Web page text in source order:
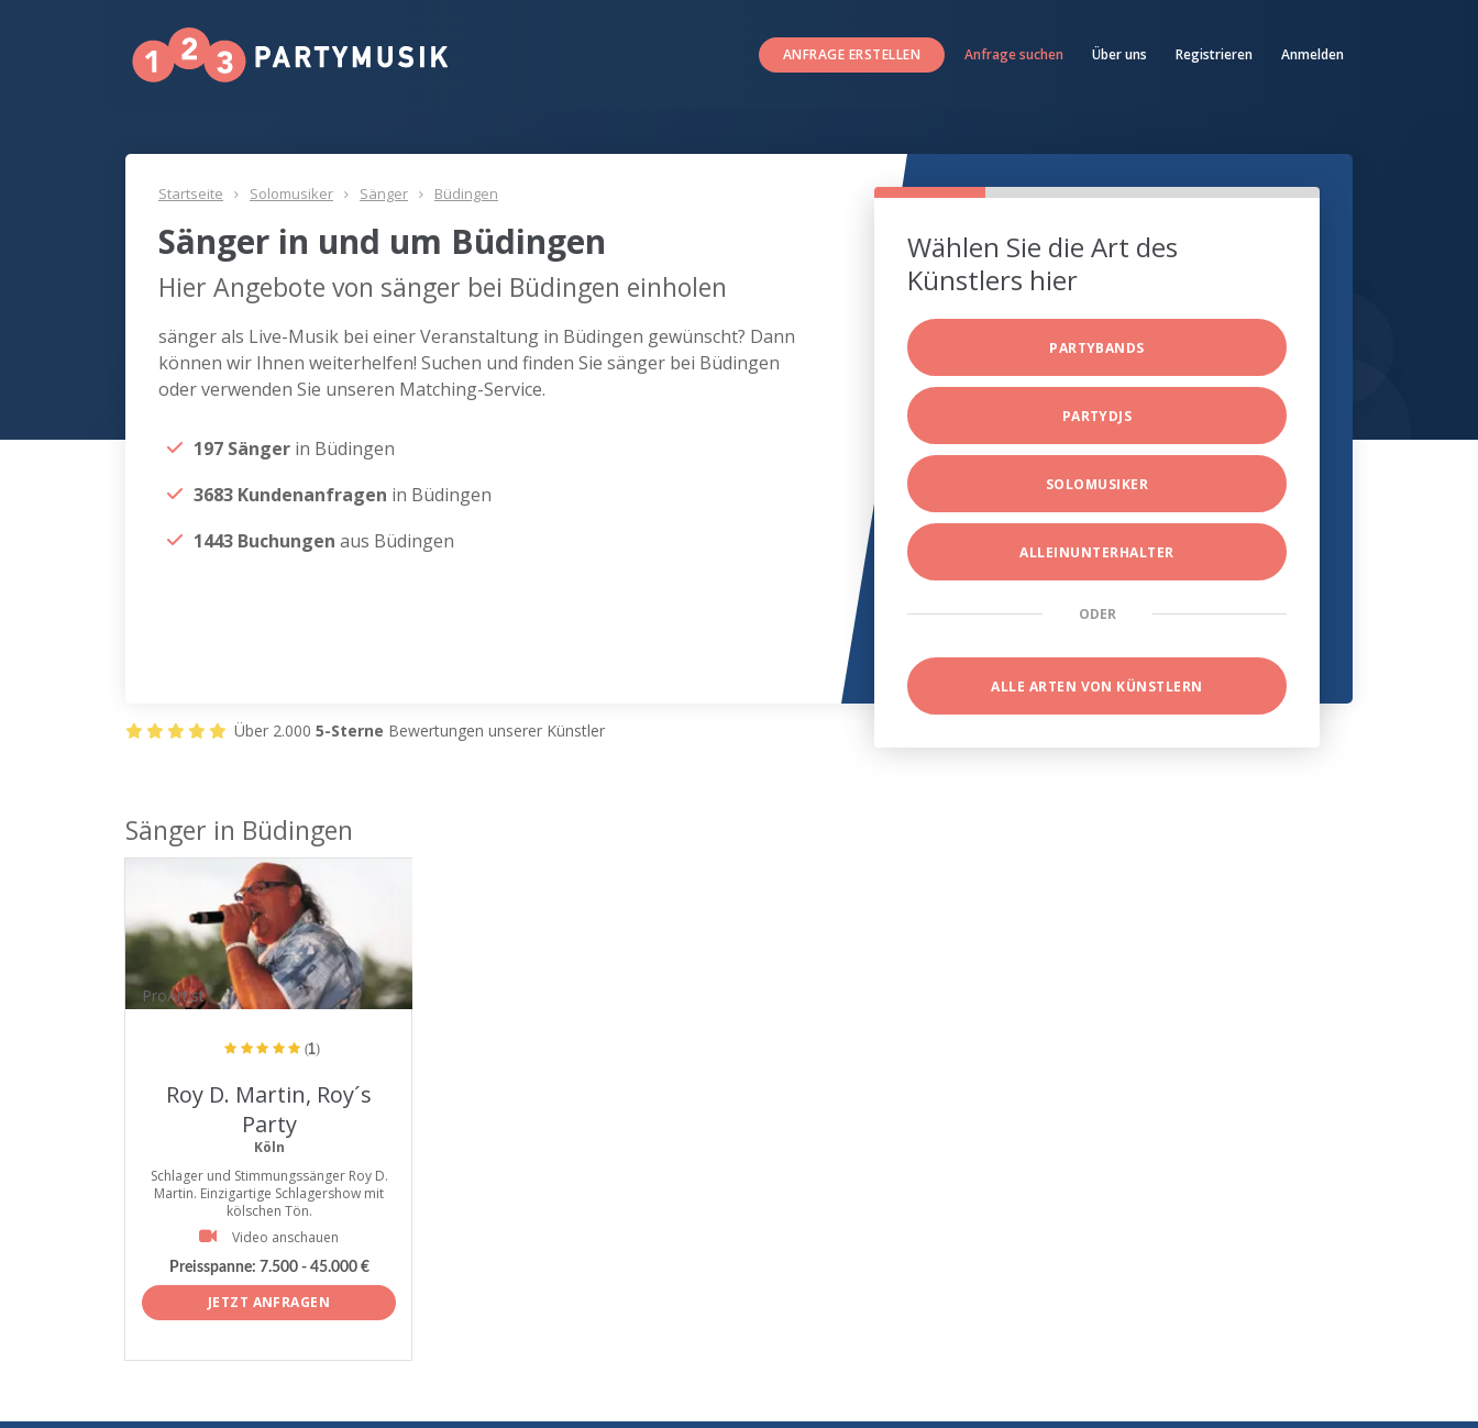
ANFRAGE ERSTELLEN Anfrage suchen Über uns Registrieren Anmelden
Startseite Solomusiker Sänger Büdingen
Sänger in und um Büdingen
Hier Angebote von sänger bei Büdingen einholen
sänger als Live-Musik bei einer Veranstaltung in Büdingen gewünscht? Dann
können wir Ihnen weiterhelfen! Suchen und finden Sie sänger bei Büdingen
oder verwenden Sie unseren Matching-Service.
197 Sänger in Büdingen
3683 Kundenanfragen in Büdingen
1443 Buchungen aus Büdingen
Wählen Sie die Art des
Künstlers hier
PARTYBANDS
PARTYDJS
SOLOMUSIKER
ALLEINUNTERHALTER
ODER
ALLE ARTEN VON KÜNSTLERN
Über 2.000 5-Sterne Bewertungen unserer Künstler
Sänger in Büdingen
ProArtist
(1)
Roy D. Martin, Roy´s
Party
Köln
Schlager und Stimmungssänger Roy D.
Martin. Einzigartige Schlagershow mit
kölschen Tön.
Video anschauen
Preisspanne: 7.500 - 45.000 €
JETZT ANFRAGEN